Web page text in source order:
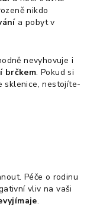
nikdo
a pobyt v
nevyhovuje i
brčkem. Pokud si
sklenice, nestojíte-
Péče o rodinu
vliv na vaši
.